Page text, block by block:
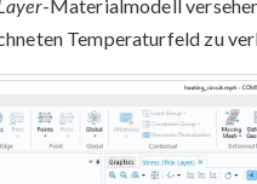
-Materialmodell
Temperaturfeld zu